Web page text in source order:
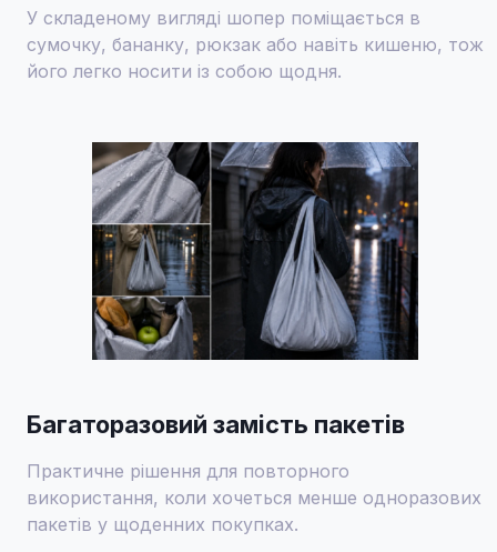
У складеному вигляді шопер поміщається в
сумочку, бананку, рюкзак або навіть кишеню, тож
його легко носити із собою щодня.
Багаторазовий замість пакетів
Практичне рішення для повторного
використання, коли хочеться менше одноразових
пакетів у щоденних покупках.